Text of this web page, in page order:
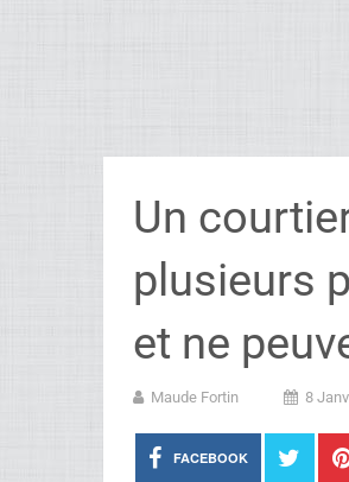
Un
plusieurs
et ne
Maude Fortin 8
FACEBOOK